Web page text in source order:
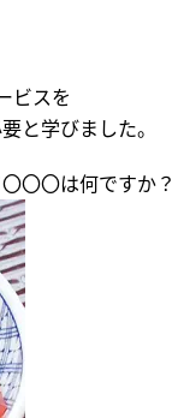
ビスを
と学びました。
〇〇は何ですか？